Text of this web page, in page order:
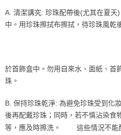
宅配
每筆NT$85，滿NT$999(含以上)免
A. 清潔講究: 珍珠配帶後(尤其在夏
中。用珍珠擦拭布擦拭，待珍珠風乾
於首飾盒中。勿用自來水、面紙、首
珠。
B. 保持珍珠乾淨: 為避免珍珠受到化
後再配戴珍珠；同時，若不慎沾染食
等，應及時擦洗。 這些情況不能